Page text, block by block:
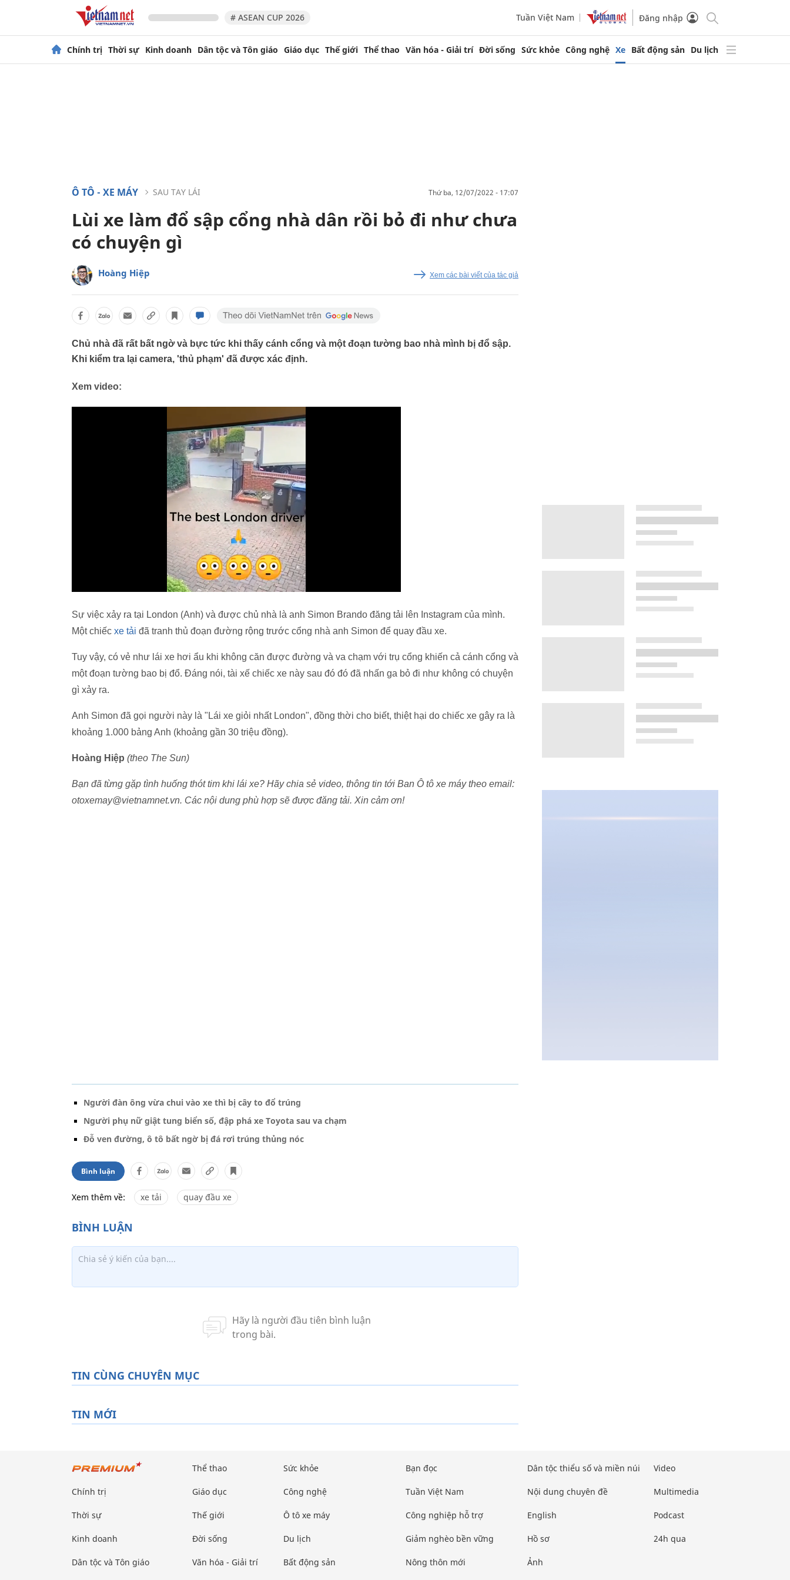
# ASEAN CUP 2026 Tuần Việt Nam Đăng nhập
Chính trị Thời sự Kinh doanh Dân tộc và Tôn giáo Giáo dục Thế giới Thể thao Văn hóa - Giải trí Đời sống Sức khỏe Công nghệ Xe Bất động sản Du lịch
Ô TÔ - XE MÁY SAU TAY LÁI thứ ba, 12/07/2022 - 17:07
Lùi xe làm đổ sập cổng nhà dân rồi bỏ đi như chưa
có chuyện gì
Hoàng Hiệp Xem các bài viết của tác giả
Chủ nhà đã rất bất ngờ và bực tức khi thấy cánh cổng và một đoạn tường bao nhà mình bị đổ sập.
Khi kiểm tra lại camera, 'thủ phạm' đã được xác định.
Xem video:
Sự việc xảy ra tại London (Anh) và được chủ nhà là anh Simon Brando đăng tải lên Instagram của mình.
Một chiếc xe tải đã tranh thủ đoạn đường rộng trước cổng nhà anh Simon để quay đầu xe.
Tuy vậy, có vẻ như lái xe hơi ẩu khi không căn được đường và va chạm với trụ cổng khiến cả cánh cổng và
một đoạn tường bao bị đổ. Đáng nói, tài xế chiếc xe này sau đó đó đã nhấn ga bỏ đi như không có chuyện
gì xảy ra.
Anh Simon đã gọi người này là "Lái xe giỏi nhất London", đồng thời cho biết, thiệt hại do chiếc xe gây ra là
khoảng 1.000 bảng Anh (khoảng gần 30 triệu đồng).
Hoàng Hiệp (theo The Sun)
Bạn đã từng gặp tình huống thót tim khi lái xe? Hãy chia sẻ video, thông tin tới Ban Ô tô xe máy theo email:
otoxemay@vietnamnet.vn. Các nội dung phù hợp sẽ được đăng tải. Xin cảm ơn!
Người đàn ông vừa chui vào xe thì bị cây to đổ trúng
Người phụ nữ giật tung biển số, đập phá xe Toyota sau va chạm
Đỗ ven đường, ô tô bất ngờ bị đá rơi trúng thủng nóc
Bình luận
Xem thêm về: xe tải quay đầu xe
TIN CÙNG CHUYÊN MỤC
TIN MỚI
Chính trị
Thời sự
Kinh doanh
Dân tộc và Tôn giáo
Thể thao
Giáo dục
Thế giới
Đời sống
Văn hóa - Giải trí
Sức khỏe
Công nghệ
Ô tô xe máy
Du lịch
Bất động sản
Bạn đọc
Tuần Việt Nam
Công nghiệp hỗ trợ
Giảm nghèo bền vững
Nông thôn mới
Dân tộc thiểu số và miền núi
Nội dung chuyên đề
English
Hồ sơ
Ảnh
Video
Multimedia
Podcast
24h qua